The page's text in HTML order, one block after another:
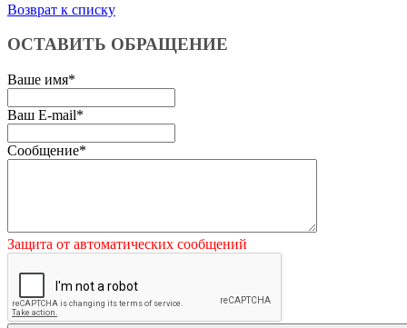
Возврат к списку
ОСТАВИТЬ ОБРАЩЕНИЕ
Ваше имя*
Ваш E-mail*
Сообщение*
Защита от автоматических сообщений